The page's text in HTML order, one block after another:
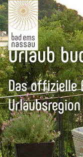
Urlaub
Das offizielle